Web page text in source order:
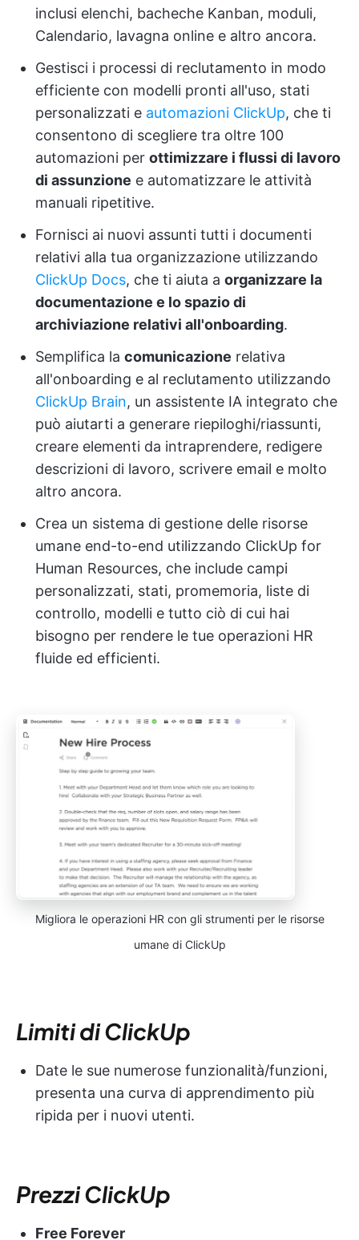
inclusi elenchi, bacheche Kanban, moduli,
Calendario, lavagna online e altro ancora.
Gestisci i processi di reclutamento in modo
efficiente con modelli pronti all'uso, stati
personalizzati e automazioni ClickUp, che ti
consentono di scegliere tra oltre 100
automazioni per ottimizzare i flussi di lavoro
di assunzione e automatizzare le attività
manuali ripetitive.
Fornisci ai nuovi assunti tutti i documenti
relativi alla tua organizzazione utilizzando
ClickUp Docs, che ti aiuta a organizzare la
documentazione e lo spazio di
archiviazione relativi all'onboarding.
Semplifica la comunicazione relativa
all'onboarding e al reclutamento utilizzando
ClickUp Brain, un assistente IA integrato che
può aiutarti a generare riepiloghi/riassunti,
creare elementi da intraprendere, redigere
descrizioni di lavoro, scrivere email e molto
altro ancora.
Crea un sistema di gestione delle risorse
umane end-to-end utilizzando ClickUp for
Human Resources, che include campi
personalizzati, stati, promemoria, liste di
controllo, modelli e tutto ciò di cui hai
bisogno per rendere le tue operazioni HR
fluide ed efficienti.
Migliora le operazioni HR con gli strumenti per le risorse
umane di ClickUp
Limiti di ClickUp
Date le sue numerose funzionalità/funzioni,
presenta una curva di apprendimento più
ripida per i nuovi utenti.
Prezzi ClickUp
Free Forever